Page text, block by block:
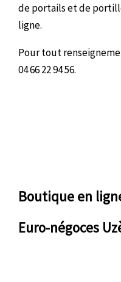
de portails et de
ligne.
Pour tout
04 66 22 94 56.
Boutique en
Euro-négoces